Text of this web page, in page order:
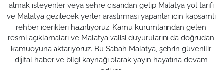
almak isteyenler veya şehre dışarıdan gelip Malatya yol tarifi
ve Malatya gezilecek yerler araştırması yapanlar için kapsamlı
rehber içerikleri hazırlıyoruz. Kamu kurumlarından gelen
resmi açıklamaları ve Malatya valisi duyurularını da doğrudan
kamuoyuna aktarıyoruz. Bu Sabah Malatya, şehrin güvenilir
dijital haber ve bilgi kaynağı olarak yayın hayatına devam